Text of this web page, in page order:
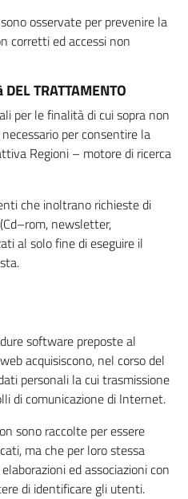
osservate per prevenire la
corretti ed accessi non
TRATTAMENTO
per le finalità di cui sopra non
per consentire la
Regioni – motore di ricerca
che inoltrano richieste di
newsletter,
al solo fine di eseguire il
software preposte al
acquisiscono, nel corso del
personali la cui trasmissione
di comunicazione di Internet.
sono raccolte per essere
ma che per loro stessa
ed associazioni con
di identificare gli utenti.